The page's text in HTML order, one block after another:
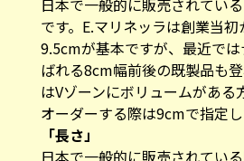
日本で一般的に販売されてい
です。E.マリネッラは創業当
9.5cmが基本ですが、最近で
ばれる8cm幅前後の既製品も
はVゾーンにボリュームがある
オーダーする際は9cmで指定し
「長さ」
日本で一般的に販売されてい